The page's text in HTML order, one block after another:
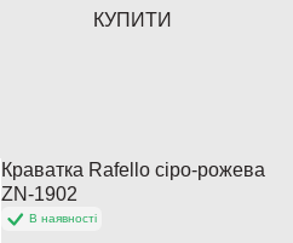
КУПИТИ
Краватка Rafello сіро-рожева
ZN-1902
В наявності